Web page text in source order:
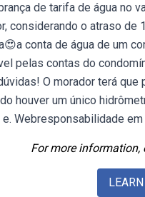
de tarifa de água no
considerando o atraso
conta de água de um
pelas contas do
O morador terá que
houver um único
Webresponsabilidade
For more information,